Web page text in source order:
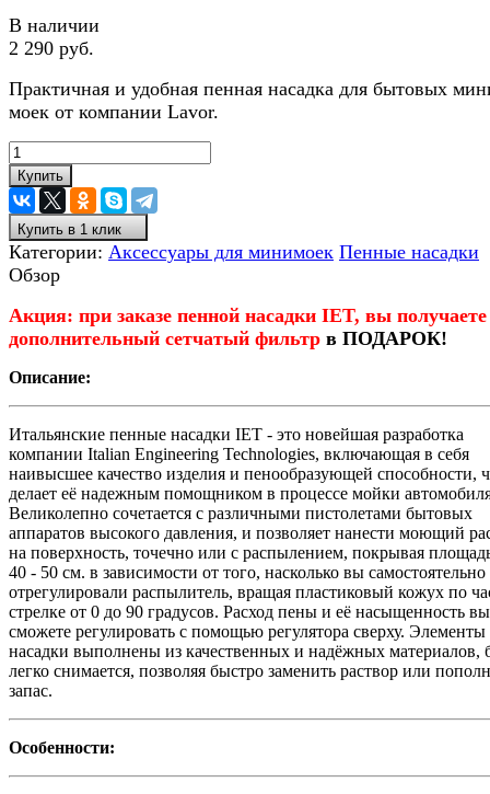
В наличии
2 290 руб.
Практичная и удобная пенная насадка для бытовых
моек от компании Lavor.
Купить
Купить в 1 клик
Категории: Аксессуары для минимоек Пенные насадки
Обзор
Акция: при заказе пенной насадки IET, вы получаете
дополнительный сетчатый фильтр в ПОДАРОК!
Описание:
Итальянские пенные насадки IET - это новейшая разработка
компании Italian Engineering Technologies, включающая в себя
наивысшее качество изделия и пенообразующей способности,
делает её надежным помощником в процессе мойки
Великолепно сочетается с различными пистолетами бытовых
аппаратов высокого давления, и позволяет нанести моющий
на поверхность, точечно или с распылением, покрывая
40 - 50 см. в зависимости от того, насколько вы самостоятельно
отрегулировали распылитель, вращая пластиковый кожух по
стрелке от 0 до 90 градусов. Расход пены и её насыщенность вы
сможете регулировать с помощью регулятора сверху. Элементы
насадки выполнены из качественных и надёжных материалов,
легко снимается, позволяя быстро заменить раствор или
запас.
Особенности: